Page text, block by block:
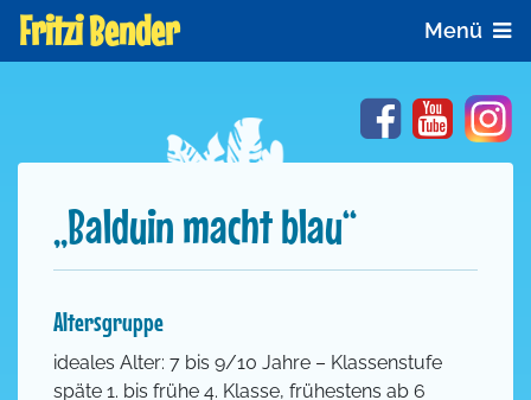
Fritzi Bender Menü
FacebookYouTube
„Balduin macht blau“
Altersgruppe
ideales Alter: 7 bis 9/10 Jahre – Klassenstufe
späte 1. bis frühe 4. Klasse, frühestens ab 6